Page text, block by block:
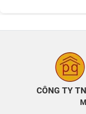
CÔNG TY